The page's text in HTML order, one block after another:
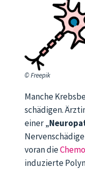
© Freepik
Manche
schädigen.
einer „
voran die
induzierte